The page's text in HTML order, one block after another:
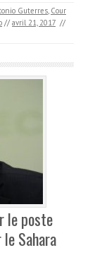
Guterres, Cour
// avril 21, 2017 //
le poste
le Sahara